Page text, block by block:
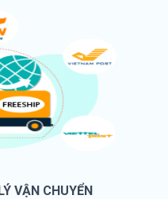
VẬN CHUYỂN